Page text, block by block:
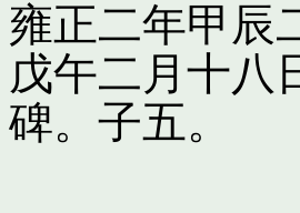
雍正二年甲辰
戊午二月十八
碑。子五。